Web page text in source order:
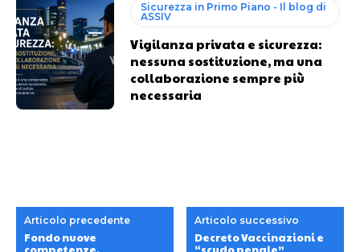
Sicurezza in Primo Piano - Il blog di
ASSIV
Vigilanza privata e sicurezza:
nessuna sostituzione, ma una
collaborazione sempre più
necessaria
Articolo precedente
Fondo nuove
Articolo successivo
Decreto Vaccinazioni e